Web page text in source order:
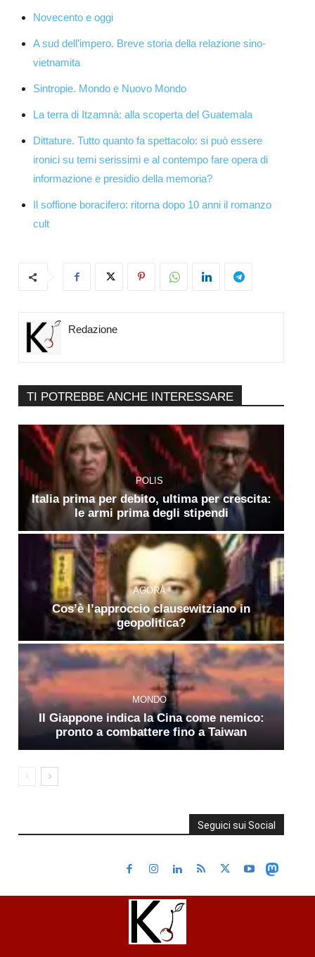
Novecento e oggi
A sud dell’impero. Breve storia della relazione sino-
vietnamita
Sintropie. Mondo e Nuovo Mondo
La terra di Itzamnà: alla scoperta del Guatemala
Dittature. Tutto quanto fa spettacolo: si può essere
ironici su temi serissimi e al contempo fare opera di
informazione e presidio della memoria?
Il soffione boracifero: ritorna dopo 10 anni il romanzo
cult
Redazione
TI POTREBBE ANCHE INTERESSARE
POLIS
Italia prima per debito, ultima per crescita:
le armi prima degli stipendi
AGORÀ
Cos’è l’approccio clausewitziano in
geopolitica?
MONDO
Il Giappone indica la Cina come nemico:
pronto a combattere fino a Taiwan
Seguici sui Social